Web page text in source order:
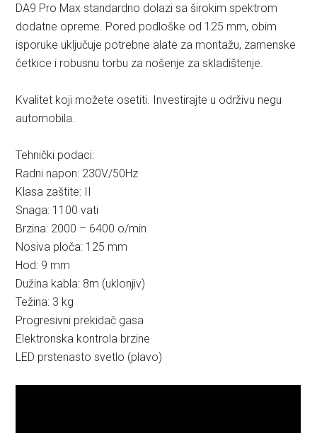
DA9 Pro Max standardno dolazi sa širokim spektrom
dodatne opreme. Pored podloške od 125 mm, obim
isporuke uključuje potrebne alate za montažu, zamenske
četkice i robusnu torbu za nošenje za skladištenje.
Kvalitet koji možete osetiti. Investirajte u održivu negu
automobila.
Tehnički podaci:
Radni napon: 230V/50Hz
Klasa zaštite: II
Snaga: 1100 vati
Brzina: 2000 – 6400 o/min
Nosiva ploča: 125 mm
Hod: 9 mm
Dužina kabla: 8m (uklonjiv)
Težina: 3 kg
Progresivni prekidač gasa
Elektronska kontrola brzine
LED prstenasto svetlo (plavo)